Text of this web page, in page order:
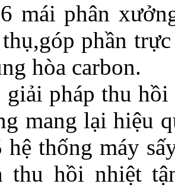
mái phân
phần
hòa carbon.
giải pháp thu
mang lại hiệu
thống máy
thu hồi nhiệt